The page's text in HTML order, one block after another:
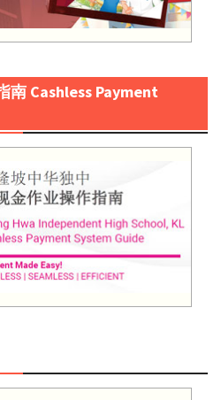
南 Cashless Payment